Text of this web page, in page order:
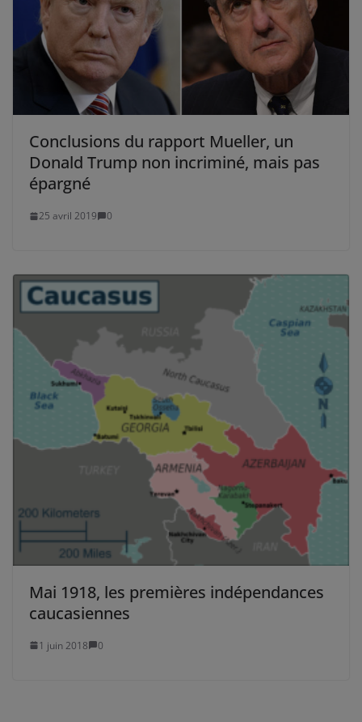
Conclusions du rapport Mueller, un
Donald Trump non incriminé, mais pas
épargné
25 avril 2019 0
Mai 1918, les premières indépendances
caucasiennes
1 juin 2018 0